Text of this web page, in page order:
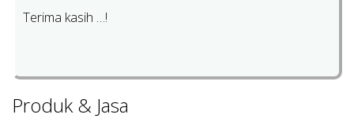
Terima kasih …!
Produk & Jasa